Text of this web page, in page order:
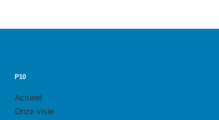
P10
Actueel
Onze visie